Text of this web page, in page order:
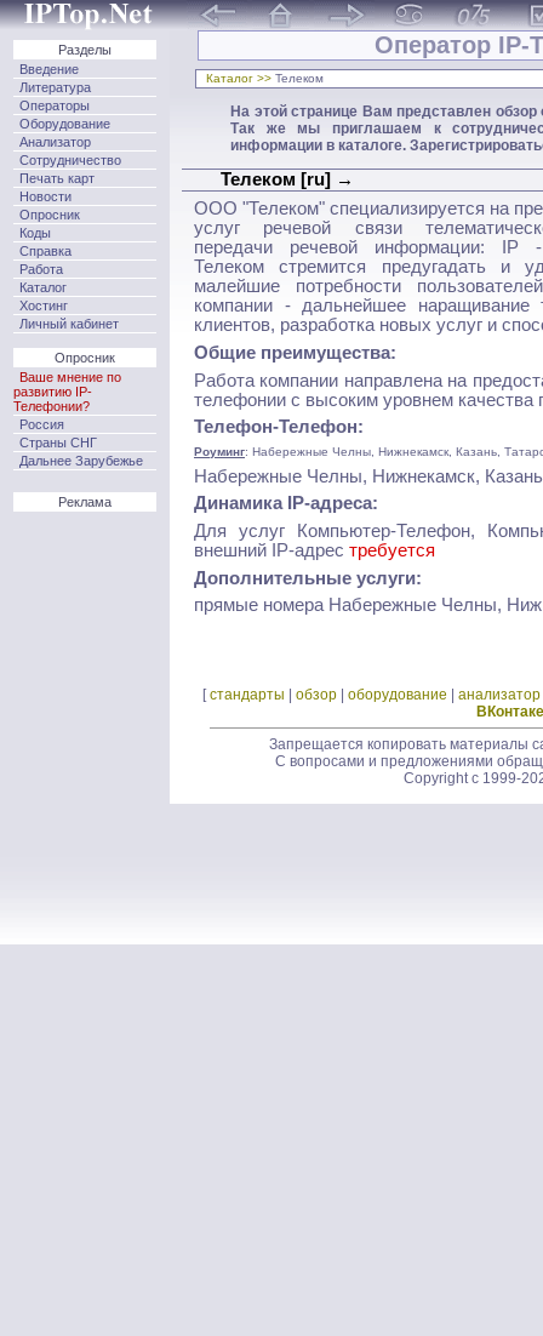
Разделы
Введение
Литература
Операторы
Оборудование
Анализатор
Сотрудничество
Печать карт
Новости
Опросник
Коды
Справка
Работа
Каталог
Хостинг
Личный кабинет
Опросник
Ваше мнение по
развитию IP-
Телефонии?
Россия
Страны СНГ
Дальнее Зарубежье
Реклама
Оператор IP-
Каталог >>Телеком
На этой странице Вам представлен
Так же мы приглашаем к
информации в каталоге.
Телеком [ru] →
ООО "Телеком" специализируется на
услуг речевой связи
передачи речевой информации: IP
Телеком стремится предугадать и
малейшие потребности
компании - дальнейшее наращивание
клиентов, разработка новых услуг и
Общие преимущества:
Работа компании направлена на
телефонии с высоким уровнем качества
Телефон-Телефон:
Роуминг: Набережные Челны, Нижнекамск, Казань,
Набережные Челны, Нижнекамск,
Динамика IP-адреса:
Для услуг Компьютер-Телефон,
внешний IP-адрес требуется
Дополнительные услуги:
прямые номера Набережные Челны,
[стандарты обзор оборудование анализатор
ВКонтаке
Запрещается копировать материалы
С вопросами и предложениями
Copyright c 1999-